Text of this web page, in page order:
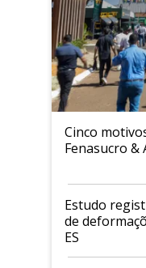
Cinco
Fenasucro &
Estudo
de
ES